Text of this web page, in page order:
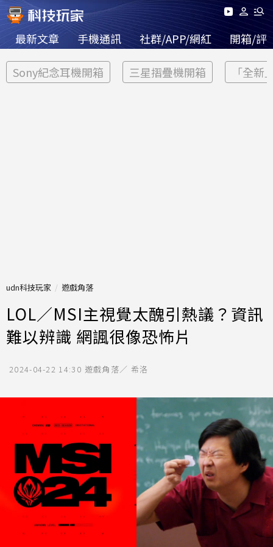
最新文章 手機通訊 社群/APP/網紅 開箱/評
Sony紀念耳機開箱 三星摺疊機開箱 「全新
udn科技玩家 遊戲角落
LOL／MSI主視覺太醜引熱議？資訊
難以辨識 網諷很像恐怖片
2024-04-22 14:30 遊戲角落／ 希洛